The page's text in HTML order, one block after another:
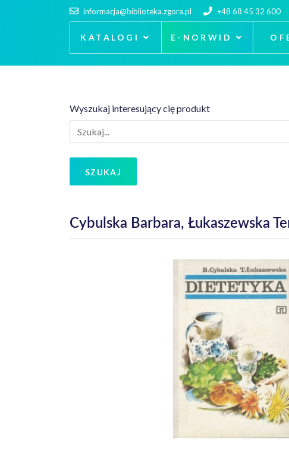
informacja@biblioteka.zgora.pl +48 68 45 32 600
KATALOGI E-NORWID
Wyszukaj interesujący cię produkt
SZUKAJ
Cybulska Barbara, Łukaszewska